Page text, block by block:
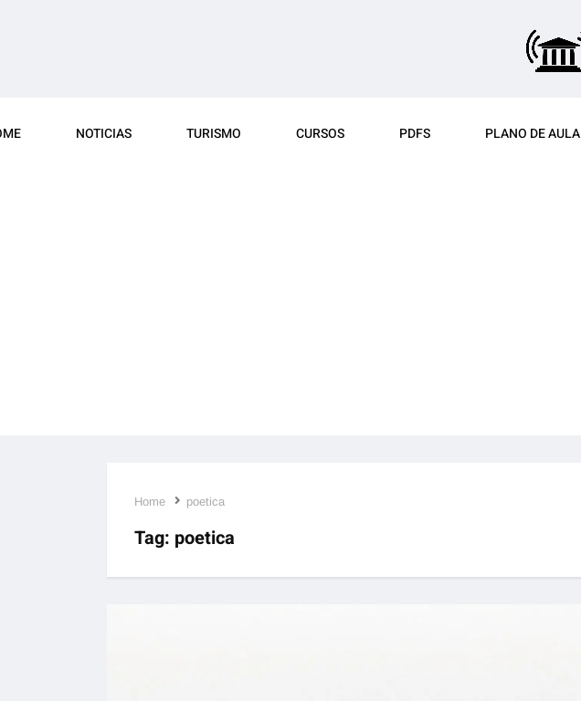
NOTICIAS TURISMO CURSOS PDFS PLANO DE AULA
Home poetica
Tag: poetica